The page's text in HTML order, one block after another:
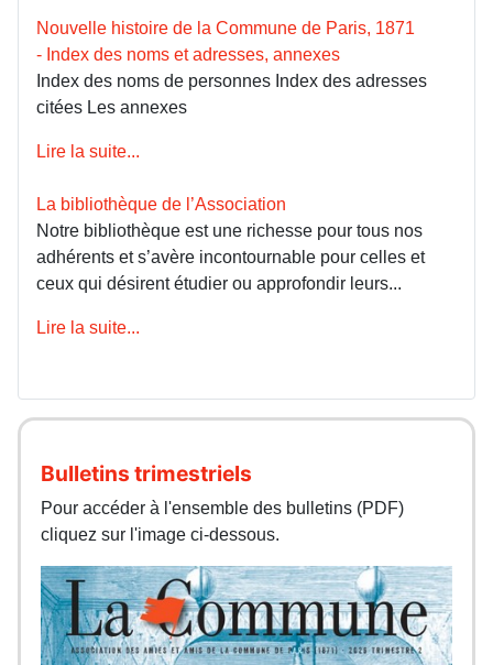
Nouvelle histoire de la Commune de Paris, 1871
- Index des noms et adresses, annexes
Index des noms de personnes Index des adresses
citées Les annexes
Lire la suite...
La bibliothèque de l’Association
Notre bibliothèque est une richesse pour tous nos
adhérents et s’avère incontournable pour celles et
ceux qui désirent étudier ou approfondir leurs...
Lire la suite...
Bulletins trimestriels
Pour accéder à l'ensemble des bulletins (PDF)
cliquez sur l'image ci-dessous.